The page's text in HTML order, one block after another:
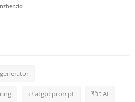
chatgpt prompt รีวิว AI